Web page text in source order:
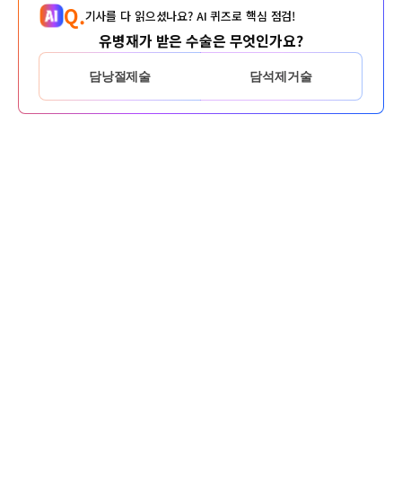
Q.기사를 다 읽으셨나요? AI 퀴즈로 핵심 점검!
유병재가 받은 수술은 무엇인가요?
담낭절제술 담석제거술